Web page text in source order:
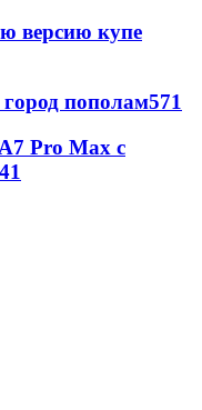
версию купе
пополам571
Pro Max с